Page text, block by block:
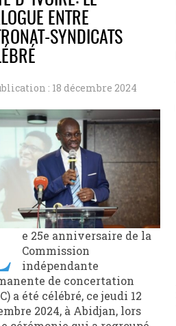
ENTRE
SYNDICATS
: 18 décembre 2024
e 25e anniversaire de la
Commission
indépendante
de concertation
a été célébré, ce jeudi 12
2024, à Abidjan, lors